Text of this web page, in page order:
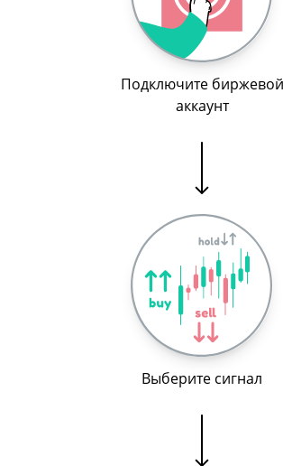
Подключите биржевой
аккаунт
Выберите сигнал